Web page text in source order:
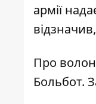
армії
Про
Больбот.